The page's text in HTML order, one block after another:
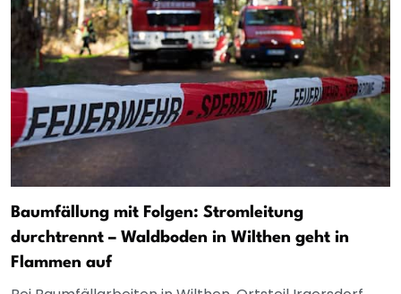
Baumfällung mit Folgen: Stromleitung
durchtrennt – Waldboden in Wilthen geht in
Flammen auf